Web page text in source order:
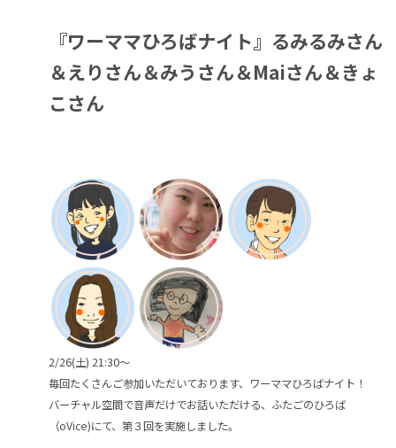
『ワーママひろばナイト』るみるみさん
＆えりさん＆みうさん＆Maiさん＆きょ
こさん
2/26(土) 21:30～
毎回たくさんご参加いただいております、ワーママひろばナイト！
バーチャル空間で音声だけでお話いただける、ふたごのひろば
（oVice)にて、第３回を実施しました。